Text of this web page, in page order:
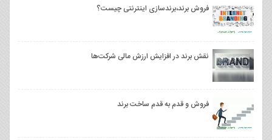
فروش برند،برندسازی اینترنتی چیست؟
نقش برند در افزایش ارزش مالی شرکت‌ها
فروش و قدم به قدم ساخت برند